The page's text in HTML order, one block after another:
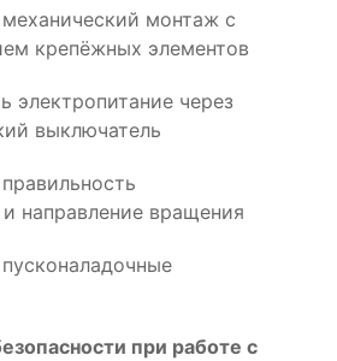
монтаж с
крепёжных элементов
электропитание через
выключатель
направление вращения
при работе с